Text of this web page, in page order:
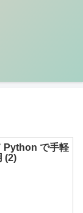
Python で手軽
(2)